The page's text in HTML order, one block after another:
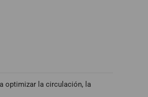
optimizar la circulación, la